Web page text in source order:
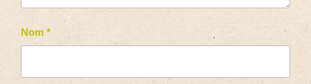
Nom *